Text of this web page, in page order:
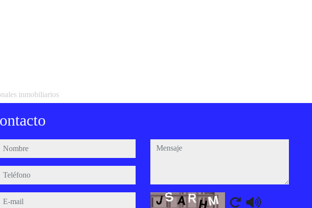
inmobiliarios
nombre
teléfono
e-mail
mensaje
Captcha